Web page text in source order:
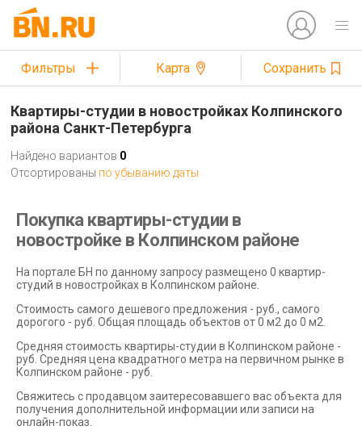
Фильтры Карта Сохранить
Квартиры-студии в новостройках Колпинского
района Санкт-Петербурга
Найдено вариантов 0
Отсортированы по убыванию даты
Покупка квартиры-студии в
новостройке в Колпинском районе
На портале БН по данному запросу размещено 0 квартир-
студий в новостройках в Колпинском районе.
Стоимость самого дешевого предложения - руб., самого
дорогого - руб. Общая площадь объектов от 0 м2 до 0 м2.
Средняя стоимость квартиры-студии в Колпинском районе -
руб. Средняя цена квадратного метра на первичном рынке в
Колпинском районе - руб.
Свяжитесь с продавцом заитересовавшего вас объекта для
получения дополнительной информации или записи на
онлайн-показ.